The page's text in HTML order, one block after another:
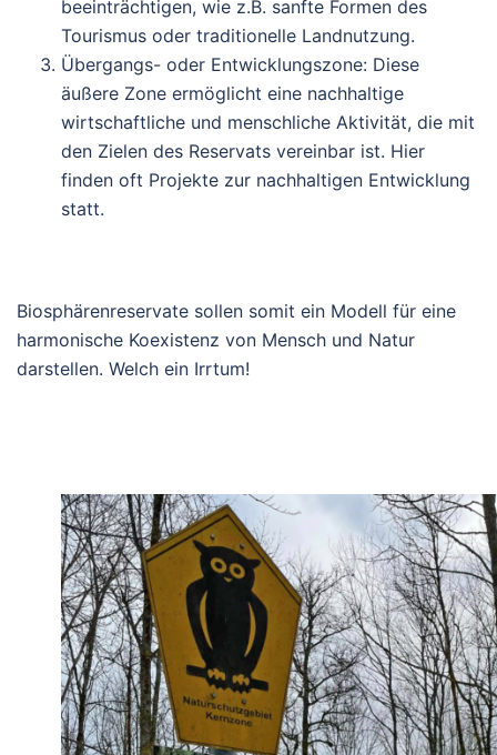
beeinträchtigen, wie z.B. sanfte Formen des
Tourismus oder traditionelle Landnutzung.
Übergangs- oder Entwicklungszone: Diese
äußere Zone ermöglicht eine nachhaltige
wirtschaftliche und menschliche Aktivität, die mit
den Zielen des Reservats vereinbar ist. Hier
finden oft Projekte zur nachhaltigen Entwicklung
statt.
Biosphärenreservate sollen somit ein Modell für eine
harmonische Koexistenz von Mensch und Natur
darstellen. Welch ein Irrtum!